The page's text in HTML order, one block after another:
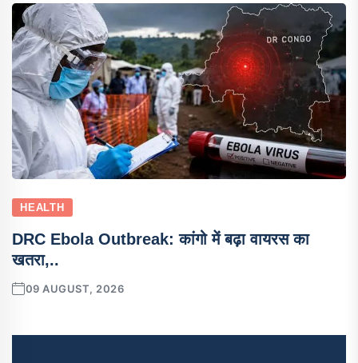
HEALTH
DRC Ebola Outbreak: कांगो में बढ़ा वायरस का
खतरा,..
09 AUGUST, 2026